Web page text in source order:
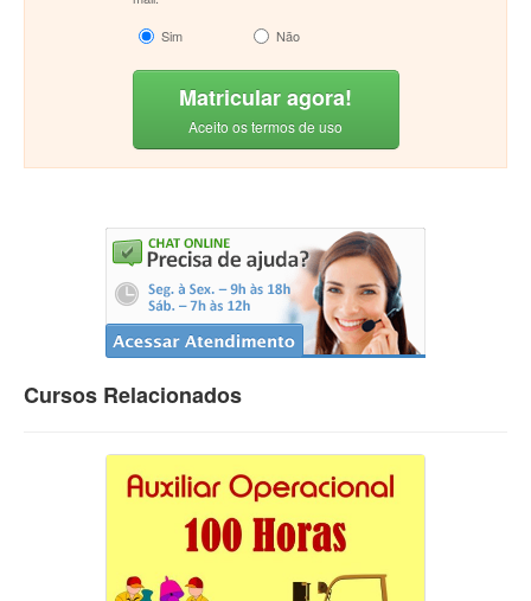
Sim
Não
Matricular agora!
Aceito os termos de uso
Cursos Relacionados